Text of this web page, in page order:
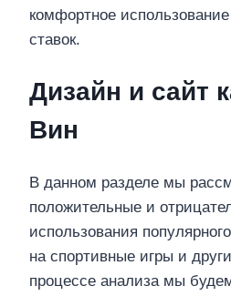
комфортное
ставок.
Дизайн и сайт
Вин
В данном разделе мы
положительные и
использования
на спортивные игры и
процессе анализа мы